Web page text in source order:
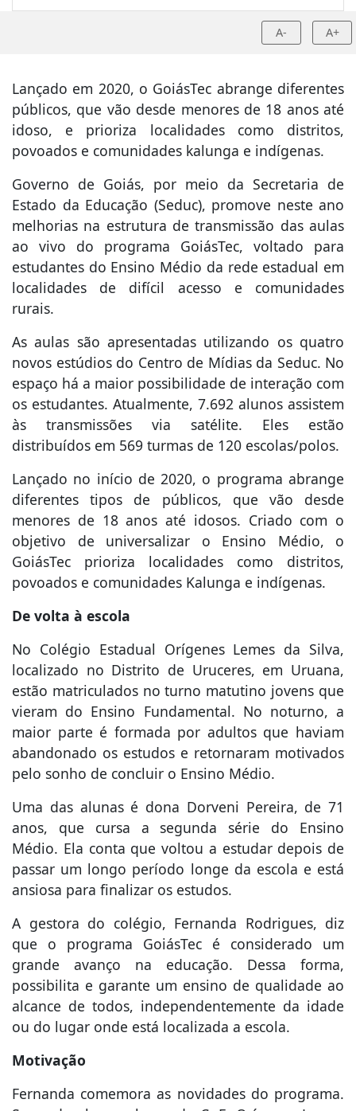
A- A+
Lançado em 2020, o GoiásTec abrange diferentes
públicos, que vão desde menores de 18 anos até
idoso, e prioriza localidades como distritos,
povoados e comunidades kalunga e indígenas.
Governo de Goiás, por meio da Secretaria de
Estado da Educação (Seduc), promove neste ano
melhorias na estrutura de transmissão das aulas
ao vivo do programa GoiásTec, voltado para
estudantes do Ensino Médio da rede estadual em
localidades de difícil acesso e comunidades
rurais.
As aulas são apresentadas utilizando os quatro
novos estúdios do Centro de Mídias da Seduc. No
espaço há a maior possibilidade de interação com
os estudantes. Atualmente, 7.692 alunos assistem
às transmissões via satélite. Eles estão
distribuídos em 569 turmas de 120 escolas/polos.
Lançado no início de 2020, o programa abrange
diferentes tipos de públicos, que vão desde
menores de 18 anos até idosos. Criado com o
objetivo de universalizar o Ensino Médio, o
GoiásTec prioriza localidades como distritos,
povoados e comunidades Kalunga e indígenas.
De volta à escola
No Colégio Estadual Orígenes Lemes da Silva,
localizado no Distrito de Uruceres, em Uruana,
estão matriculados no turno matutino jovens que
vieram do Ensino Fundamental. No noturno, a
maior parte é formada por adultos que haviam
abandonado os estudos e retornaram motivados
pelo sonho de concluir o Ensino Médio.
Uma das alunas é dona Dorveni Pereira, de 71
anos, que cursa a segunda série do Ensino
Médio. Ela conta que voltou a estudar depois de
passar um longo período longe da escola e está
ansiosa para finalizar os estudos.
A gestora do colégio, Fernanda Rodrigues, diz
que o programa GoiásTec é considerado um
grande avanço na educação. Dessa forma,
possibilita e garante um ensino de qualidade ao
alcance de todos, independentemente da idade
ou do lugar onde está localizada a escola.
Motivação
Fernanda comemora as novidades do programa.